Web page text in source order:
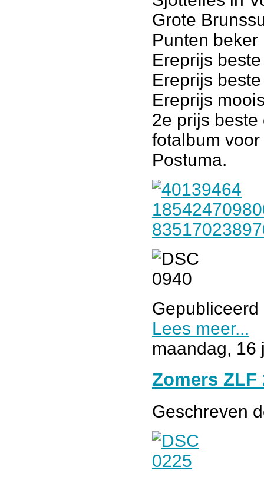
Grote
Punten
Ereprijs
Ereprijs
Ereprijs
2e prijs
fotalbum
Postuma.
Gepubliceerd
Lees meer...
maandag, 16
Zomers ZLF
Geschreven